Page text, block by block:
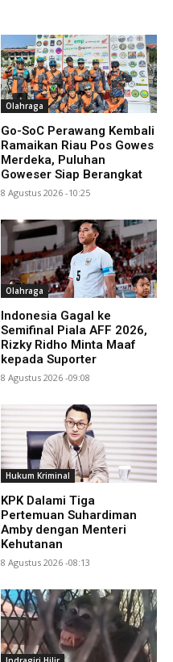
Olahraga
Go-SoC Perawang Kembali
Ramaikan Riau Pos Gowes
Merdeka, Puluhan
Goweser Siap Berangkat
8 Agustus 2026 -10:25
Olahraga
Indonesia Gagal ke
Semifinal Piala AFF 2026,
Rizky Ridho Minta Maaf
kepada Suporter
8 Agustus 2026 -09:08
Hukum Kriminal
KPK Dalami Tiga
Pertemuan Suhardiman
Amby dengan Menteri
Kehutanan
8 Agustus 2026 -08:13